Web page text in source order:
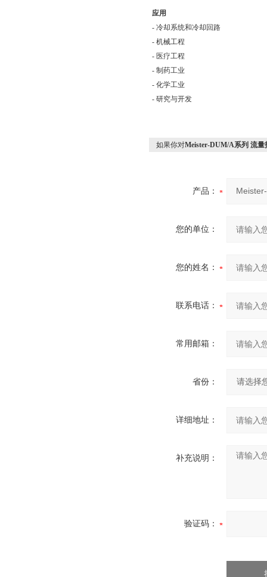
应用
- 冷却系统和冷却回路
- 机械工程
- 医疗工程
- 制药工业
- 化学工业
- 研究与开发
如果你对Meister-DUM/A系列 流量
产品：
您的单位：
您的姓名：
联系电话：
常用邮箱：
省份：
详细地址：
补充说明：
验证码：